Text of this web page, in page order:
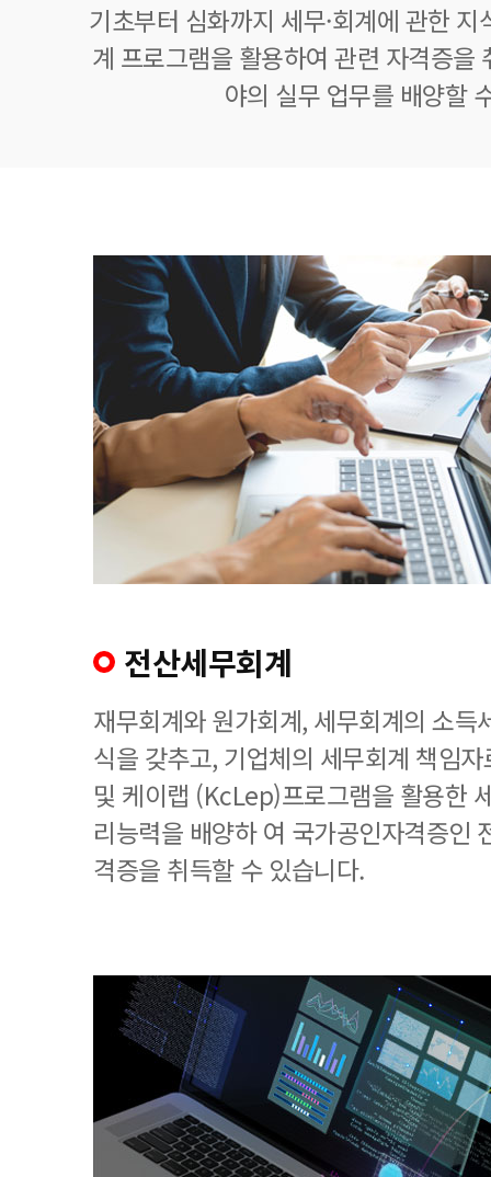
기초부터 심화까지 세무·회계에 관한
계 프로그램을 활용하여 관련 자격증을
야의 실무 업무를 배양할
전산세무회계
재무회계와 원가회계, 세무회계의 소득
식을 갖추고, 기업체의 세무회계 책임
및 케이랩 (KcLep)프로그램을 활용한
리능력을 배양하 여 국가공인자격증인
격증을 취득할 수 있습니다.